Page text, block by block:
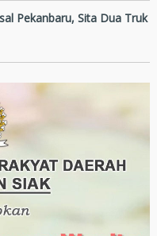
Pekanbaru, Sita Dua Truk